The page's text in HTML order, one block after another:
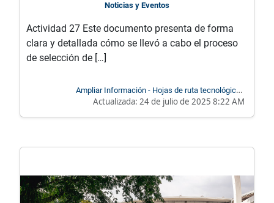
Noticias y Eventos
Actividad 27 Este documento presenta de forma
clara y detallada cómo se llevó a cabo el proceso
de selección de […]
Ampliar Información - Hojas de ruta tecnológicas
desarrolladas
Actualizada: 24 de julio de 2025 8:22 AM